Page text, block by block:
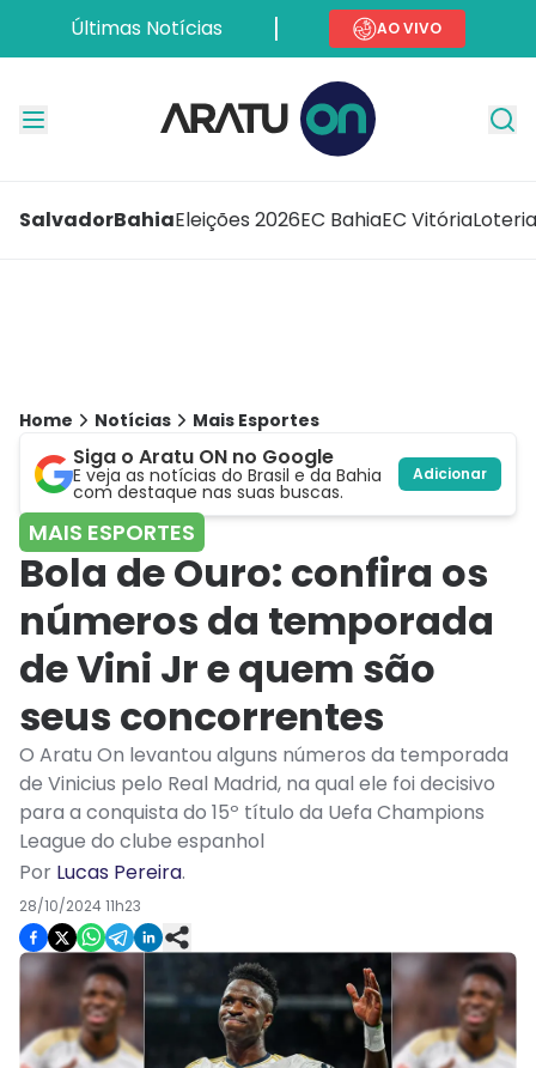
Últimas Notícias AO VIVO
SalvadorBahiaEleições 2026EC BahiaEC Vitória
Home Notícias Mais Esportes
Siga o Aratu ON no Google
E veja as notícias do Brasil e da Bahia
com destaque nas suas buscas.
Adicionar
MAIS ESPORTES
Bola de Ouro: confira os
números da temporada
de Vini Jr e quem são
seus concorrentes
O Aratu On levantou alguns números da temporada
de Vinicius pelo Real Madrid, na qual ele foi decisivo
para a conquista do 15º título da Uefa Champions
League do clube espanhol
Por Lucas Pereira.
28/10/2024 11h23